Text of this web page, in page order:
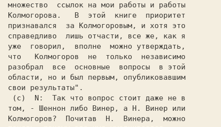
множество  ссылок на мои работы и работы
Колмогорова.   В  этой  книге  приоритет
признавался  за Колмогоровым, и хотя это
справедливо  лишь отчасти, все же, как я
уже  говорил,  вполне  можно утверждать,
что   Колмогоров  не  только  независимо
разобрал  все  основные  вопросы  в этой
области, но и был первым, опубликовавшим
свои результаты".
том, - Шеннон либо Винер, а Н. Винер или
Колмогоров?  Почитав  Н.  Винера,  можно